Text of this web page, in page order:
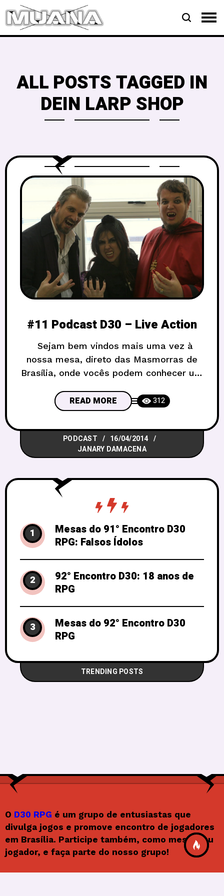
ALL POSTS TAGGED IN
DEIN LARP SHOP
#11 Podcast D30 – Live Action
Sejam bem vindos mais uma vez à
nossa mesa, direto das Masmorras de
Brasília, onde vocês podem conhecer um
debatido atualmente: Live! Desta vez,
estiveram presentes na conversa sobre
RPG e nerdices em geral: Eugênio
“Gene” Cavalcante, Janary Damacena e
Marcello Larcher. Com a participação
READ MORE 312
PODCAST
16/04/2014
JANARY DAMACENA
1
Mesas do 91° Encontro D30
RPG: Falsos Ídolos
2
92° Encontro D30: 18 anos de
RPG
3
Mesas do 92° Encontro D30
RPG
TRENDING POSTS
O D30 RPG é um grupo de entusiastas que
divulga jogos e promove encontro de jogadores
em Brasília. Participe também, como mestre ou
jogador, e faça parte do nosso grupo!